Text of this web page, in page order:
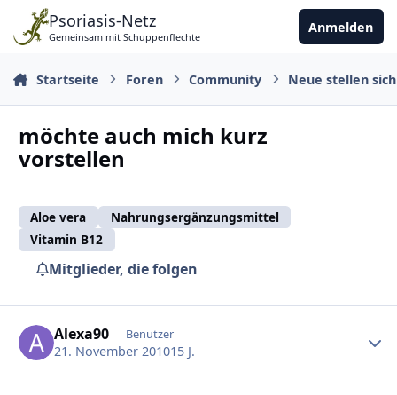
Zu Inhalt springen
Psoriasis-Netz
Gemeinsam mit Schuppenflechte
Anmelden
Startseite Foren Community Neue stellen
möchte auch mich kurz
vorstellen
Aloe vera
Nahrungsergänzungsmittel
Vitamin B12
Mitglieder, die folgen
Alexa90 Benutzer
21. November 201015 J.